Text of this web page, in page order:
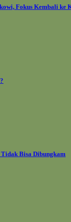
Fokus Kembali ke
Tidak Bisa Dibungkam